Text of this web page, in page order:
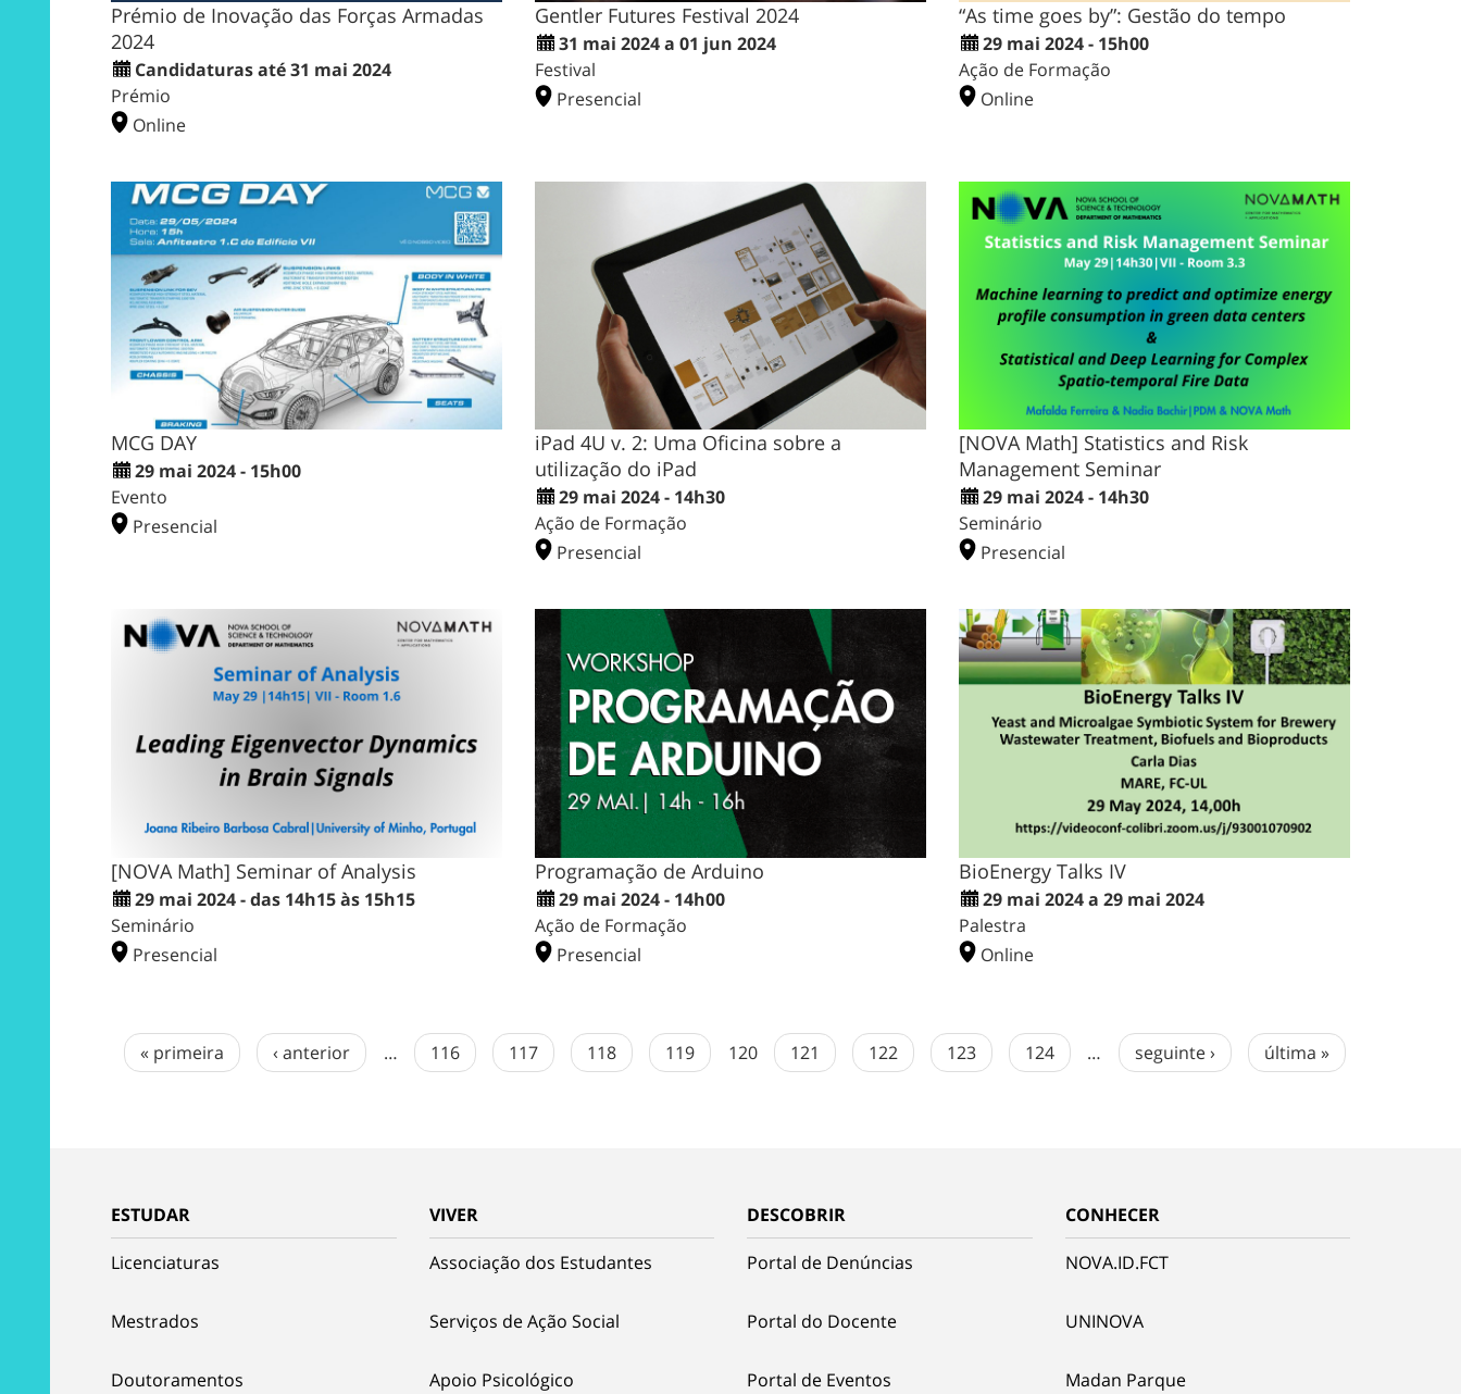
Prémio de Inovação das Forças Armadas
2024
Candidaturas até 31 mai 2024
Prémio
Online
Gentler Futures Festival 2024
31 mai 2024 a 01 jun 2024
Festival
Presencial
“As time goes by”: Gestão do tempo
29 mai 2024 - 15h00
Ação de Formação
Online
MCG DAY
29 mai 2024 - 15h00
Evento
Presencial
iPad 4U v. 2: Uma Oficina sobre a
utilização do iPad
29 mai 2024 - 14h30
Ação de Formação
Presencial
[NOVA Math] Statistics and Risk
Management Seminar
29 mai 2024 - 14h30
Seminário
Presencial
[NOVA Math] Seminar of Analysis
29 mai 2024 - das 14h15 às 15h15
Seminário
Presencial
Programação de Arduino
29 mai 2024 - 14h00
Ação de Formação
Presencial
BioEnergy Talks IV
29 mai 2024 a 29 mai 2024
Palestra
Online
« primeira ‹ anterior … 116 117 118 119 120 121 122 123 124 … seguinte › última »
ESTUDAR
Licenciaturas
Mestrados
Doutoramentos
VIVER
Associação dos Estudantes
Serviços de Ação Social
Apoio Psicológico
DESCOBRIR
Portal de Denúncias
Portal do Docente
Portal de Eventos
CONHECER
NOVA.ID.FCT
UNINOVA
Madan Parque